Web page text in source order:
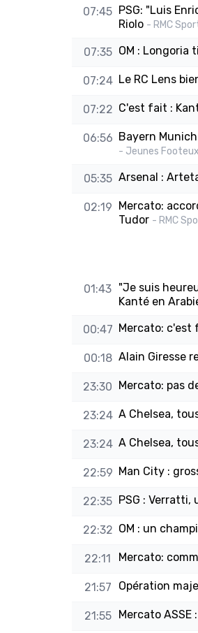
07:45 PSG: "Luis
Riolo - RMC
07:35 OM : Longoria
07:24 Le RC Lens
07:22 C'est fait :
06:56 Bayern
- Jeunes Footeux
05:35 Arsenal :
02:19 Mercato:
Tudor - RMC
01:43 "Je suis
Kanté en
00:47 Mercato: c'est
00:18 Alain Giresse
23:30 Mercato: pas
23:24 A Chelsea,
23:24 A Chelsea,
22:59 Man City :
22:35 PSG : Verratti,
22:32 OM : un
22:11 Mercato:
21:57 Opération
21:55 Mercato ASSE